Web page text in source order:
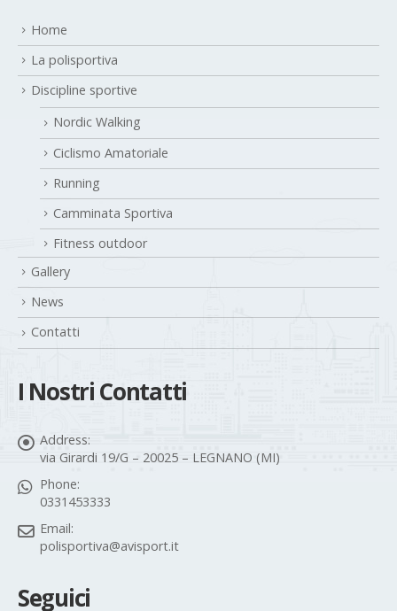
Home
La polisportiva
Discipline sportive
Nordic Walking
Ciclismo Amatoriale
Running
Camminata Sportiva
Fitness outdoor
Gallery
News
Contatti
I Nostri Contatti
Address:
via Girardi 19/G – 20025 – LEGNANO (MI)
Phone:
0331453333
Email:
polisportiva@avisport.it
Seguici